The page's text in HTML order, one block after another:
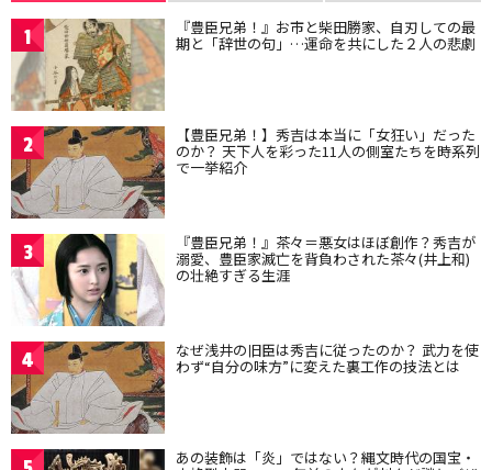
1 『豊臣兄弟！』お市と柴田勝家、自刃しての最
期と「辞世の句」…運命を共にした２人の悲劇
2 【豊臣兄弟！】秀吉は本当に「女狂い」だった
のか？ 天下人を彩った11人の側室たちを時系列
で一挙紹介
3 『豊臣兄弟！』茶々＝悪女はほぼ創作？秀吉が
溺愛、豊臣家滅亡を背負わされた茶々(井上和)
の壮絶すぎる生涯
4 なぜ浅井の旧臣は秀吉に従ったのか？ 武力を使
わず“自分の味方”に変えた裏工作の技法とは
あの装飾は「炎」ではない？縄文時代の国宝・